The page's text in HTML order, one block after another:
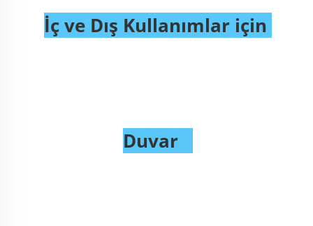
İç ve Dış Kullanımlar için
Duvar